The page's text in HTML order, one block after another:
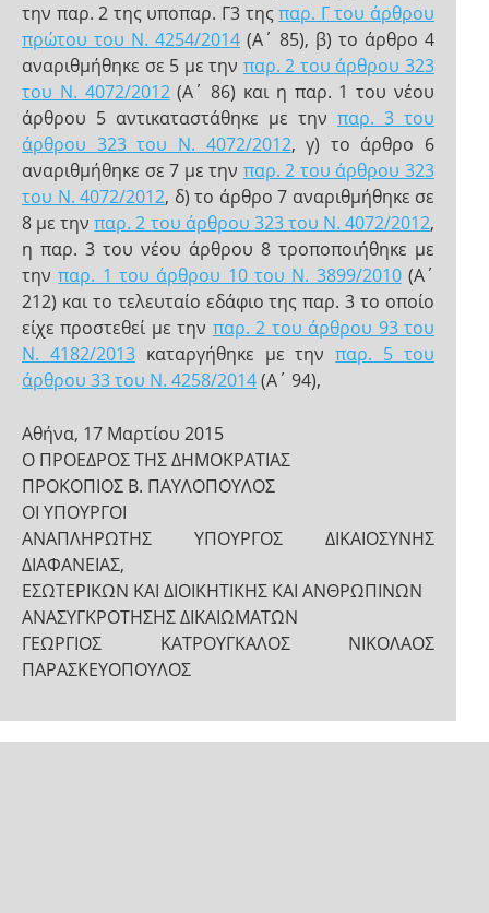
την παρ. 2 της υποπαρ. Γ3 τηςπαρ. Γ του άρθρου
πρώτου του Ν. 4254/2014 (Α΄ 85), β) το άρθρο 4
αναριθμήθηκε σε 5 με την παρ. 2 του άρθρου 323
του Ν. 4072/2012(Α΄ 86) και η παρ. 1 του νέου
άρθρου 5 αντικαταστάθηκε με την παρ. 3 του
άρθρου 323 του Ν. 4072/2012, γ) το άρθρο 6
αναριθμήθηκε σε 7 με την παρ. 2 του άρθρου 323
του Ν. 4072/2012, δ) το άρθρο 7 αναριθμήθηκε σε
8 με τηνπαρ. 2 του άρθρου 323 του Ν. 4072/2012,
η παρ. 3 του νέου άρθρου 8 τροποποιήθηκε με
τηνπαρ. 1 του άρθρου 10 του Ν. 3899/2010(Α΄
212) και το τελευταίο εδάφιο της παρ. 3 το οποίο
είχε προστεθεί με την παρ. 2 του άρθρου 93 του
Ν. 4182/2013καταργήθηκε με τηνπαρ. 5 του
άρθρου 33 του Ν. 4258/2014(Α΄ 94),
Αθήνα, 17 Μαρτίου 2015
Ο ΠΡΟΕΔΡΟΣ ΤΗΣ ΔΗΜΟΚΡΑΤΙΑΣ
ΠΡΟΚΟΠΙΟΣ Β. ΠΑΥΛΟΠΟΥΛΟΣ
ΟΙ ΥΠΟΥΡΓΟΙ
ΑΝΑΠΛΗΡΩΤΗΣ ΥΠΟΥΡΓΟΣ ΔΙΚΑΙΟΣΥΝΗΣ
ΔΙΑΦΑΝΕΙΑΣ,
ΕΣΩΤΕΡΙΚΩΝ ΚΑΙ ΔΙΟΙΚΗΤΙΚΗΣ ΚΑΙ ΑΝΘΡΩΠΙΝΩΝ
ΑΝΑΣΥΓΚΡΟΤΗΣΗΣ ΔΙΚΑΙΩΜΑΤΩΝ
ΓΕΩΡΓΙΟΣ ΚΑΤΡΟΥΓΚΑΛΟΣ ΝΙΚΟΛΑΟΣ
ΠΑΡΑΣΚΕΥΟΠΟΥΛΟΣ